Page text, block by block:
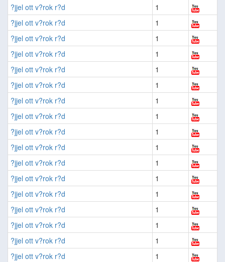
?jjel ott v?rok r?d
1
?jjel ott v?rok r?d
1
?jjel ott v?rok r?d
1
?jjel ott v?rok r?d
1
?jjel ott v?rok r?d
1
?jjel ott v?rok r?d
1
?jjel ott v?rok r?d
1
?jjel ott v?rok r?d
1
?jjel ott v?rok r?d
1
?jjel ott v?rok r?d
1
?jjel ott v?rok r?d
1
?jjel ott v?rok r?d
1
?jjel ott v?rok r?d
1
?jjel ott v?rok r?d
1
?jjel ott v?rok r?d
1
?jjel ott v?rok r?d
1
?jjel ott v?rok r?d
1